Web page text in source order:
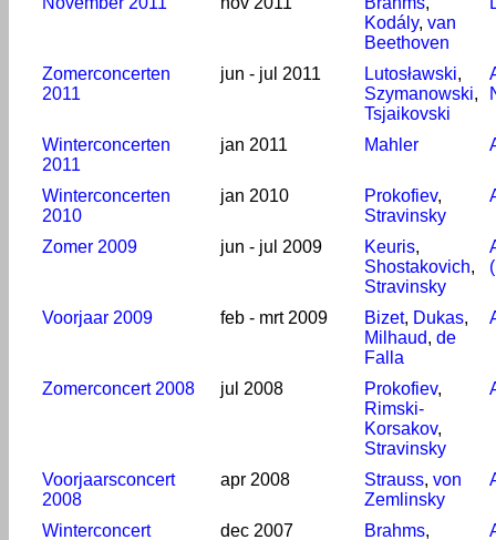
Kodály, van
Beethoven
Zomerconcerten
2011
jun - jul 2011 Lutosławski,
Szymanowski,
Tsjaikovski
Winterconcerten
2011
jan 2011 Mahler
Winterconcerten
2010
jan 2010 Prokofiev,
Stravinsky
Zomer 2009 jun - jul 2009 Keuris,
Shostakovich,
Stravinsky
Voorjaar 2009 feb - mrt 2009 Bizet, Dukas,
Milhaud, de
Falla
Zomerconcert 2008 jul 2008 Prokofiev,
Rimski-
Korsakov,
Stravinsky
Voorjaarsconcert
2008
apr 2008 Strauss, von
Zemlinsky
Winterconcert
dec 2007 Brahms,